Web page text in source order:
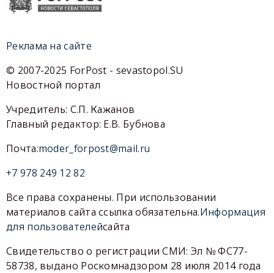
Реклама на сайте
© 2007-2025 ForPost - sevastopol.SU
Новостной портал
Учредитель: С.П. Кажанов
Главный редактор: Е.В. Бубнова
Почта:moder_forpost@mail.ru
+7 978 249 12 82
Все права сохранены. При использовании
материалов сайта ссылка обязательна.Информация
для пользователейсайта
Свидетельство о регистрации СМИ: Эл № ФС77-
58738, выдано Роскомнадзором 28 июля 2014 года